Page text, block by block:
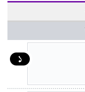
১